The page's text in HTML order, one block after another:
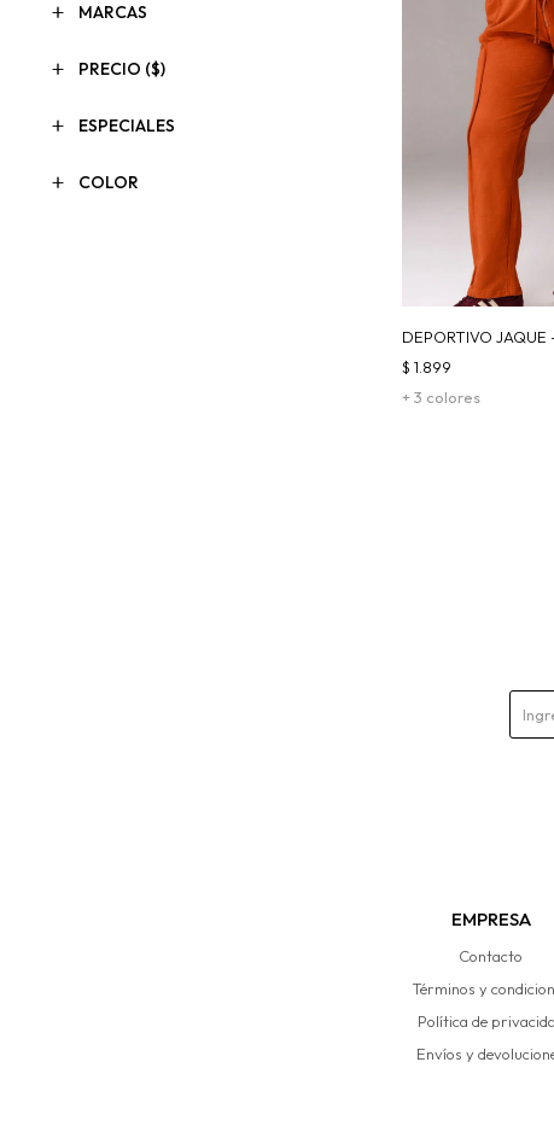
DEPORTIVO JAQUE
+ 3 colores
$ 1.899
MARCAS
PRECIO ($)
ESPECIALES
COLOR
EMPRESA
Contacto
Términos y
Política de
Envíos y